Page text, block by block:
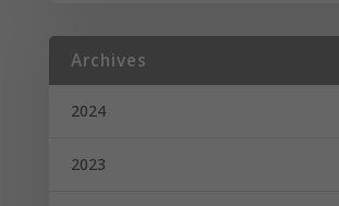
Archives
2024
2023